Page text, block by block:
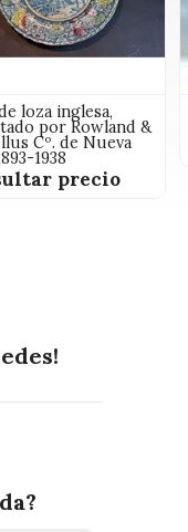
loza inglesa,
por Rowland &
Cº. de Nueva
1938
precio